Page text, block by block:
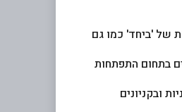
של 'ביחד' כמו גם
בתחום התפתחות
ובקניונים